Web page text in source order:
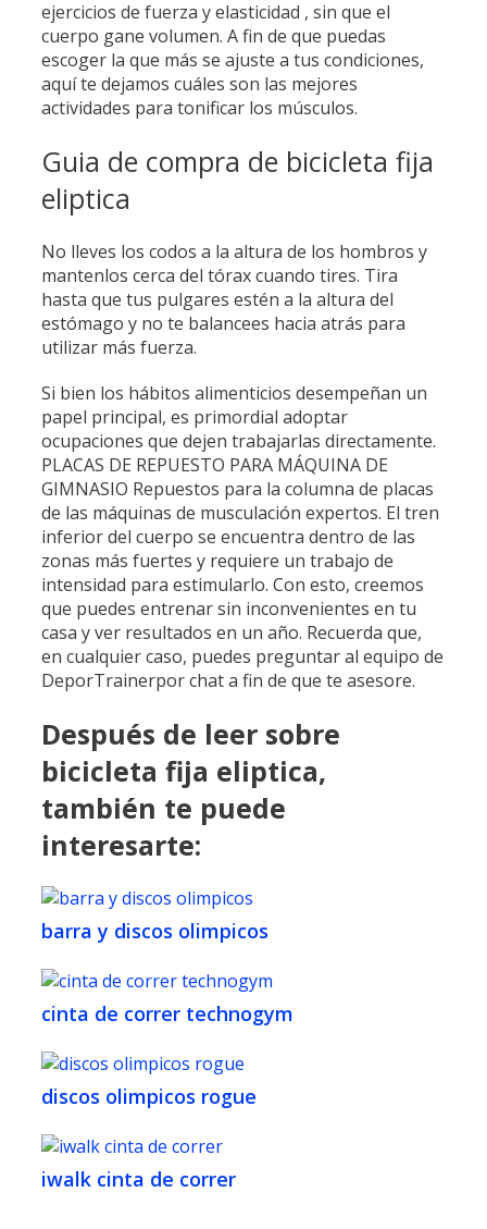
ejercicios de fuerza y elasticidad , sin que el
cuerpo gane volumen. A fin de que puedas
escoger la que más se ajuste a tus condiciones,
aquí te dejamos cuáles son las mejores
actividades para tonificar los músculos.
Guia de compra de bicicleta fija
eliptica
No lleves los codos a la altura de los hombros y
mantenlos cerca del tórax cuando tires. Tira
hasta que tus pulgares estén a la altura del
estómago y no te balancees hacia atrás para
utilizar más fuerza.
Si bien los hábitos alimenticios desempeñan un
papel principal, es primordial adoptar
ocupaciones que dejen trabajarlas directamente.
PLACAS DE REPUESTO PARA MÁQUINA DE
GIMNASIO Repuestos para la columna de placas
de las máquinas de musculación expertos. El tren
inferior del cuerpo se encuentra dentro de las
zonas más fuertes y requiere un trabajo de
intensidad para estimularlo. Con esto, creemos
que puedes entrenar sin inconvenientes en tu
casa y ver resultados en un año. Recuerda que,
en cualquier caso, puedes preguntar al equipo de
DeporTrainerpor chat a fin de que te asesore.
Después de leer sobre
bicicleta fija eliptica,
también te puede
interesarte:
barra y discos olimpicos
cinta de correr technogym
discos olimpicos rogue
iwalk cinta de correr